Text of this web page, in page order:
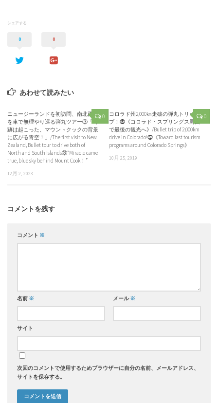
シェアする
0 0
あわせて読みたい
0
ニュージーランドを初訪問、南北両島
を車で無理やり巡る弾丸ツアー③「奇
跡は起こった、マウントクックの背景
に広がる青空！」/The first visit to New
Zealand, Bullet tour to drive both of
North and South Islands③“Miracle came
true, blue sky behind Mount Cook！”
12月 2, 2023
0
コロラド州2,000㎞走破の弾丸トリッ
プ！⓹《コロラド・スプリングス周囲
で最後の観光へ》/Bullet trip of 2,000km
drive in Colorado!⓹《Toward last tourism
programs around Colorado Springs》
10月 25, 2019
コメントを残す
コメント ※
名前 ※ メール※
サイト
次回のコメントで使用するためブラウザーに自分の名前、メールアドレス、
サイトを保存する。